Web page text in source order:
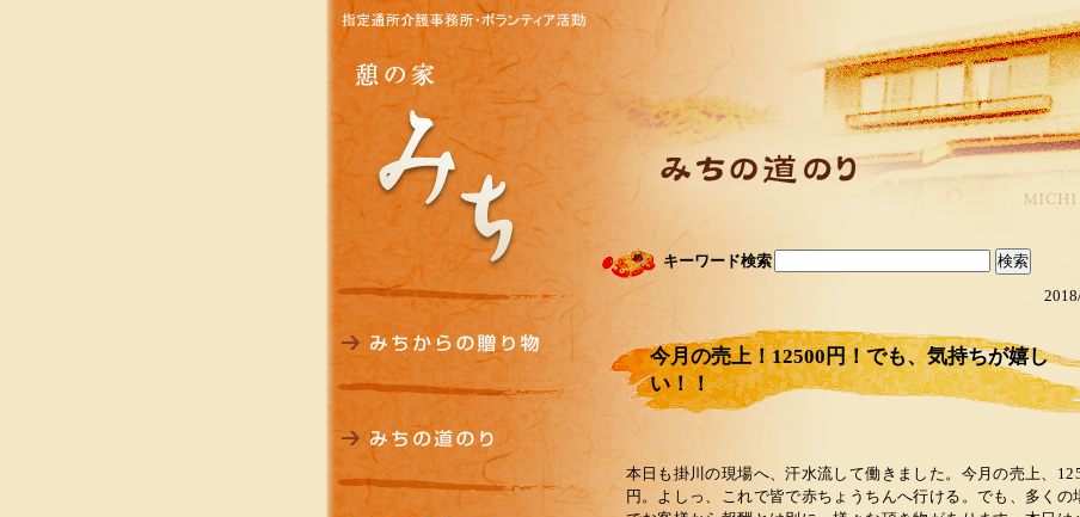
キーワード検索
今月の売上！12500円！でも、気持ちが嬉し
い！！
本日も掛川の現場へ、汗水流して働きました。今月の売上、
円。よしっ、これで皆で赤ちょうちんへ行ける。でも、多くの